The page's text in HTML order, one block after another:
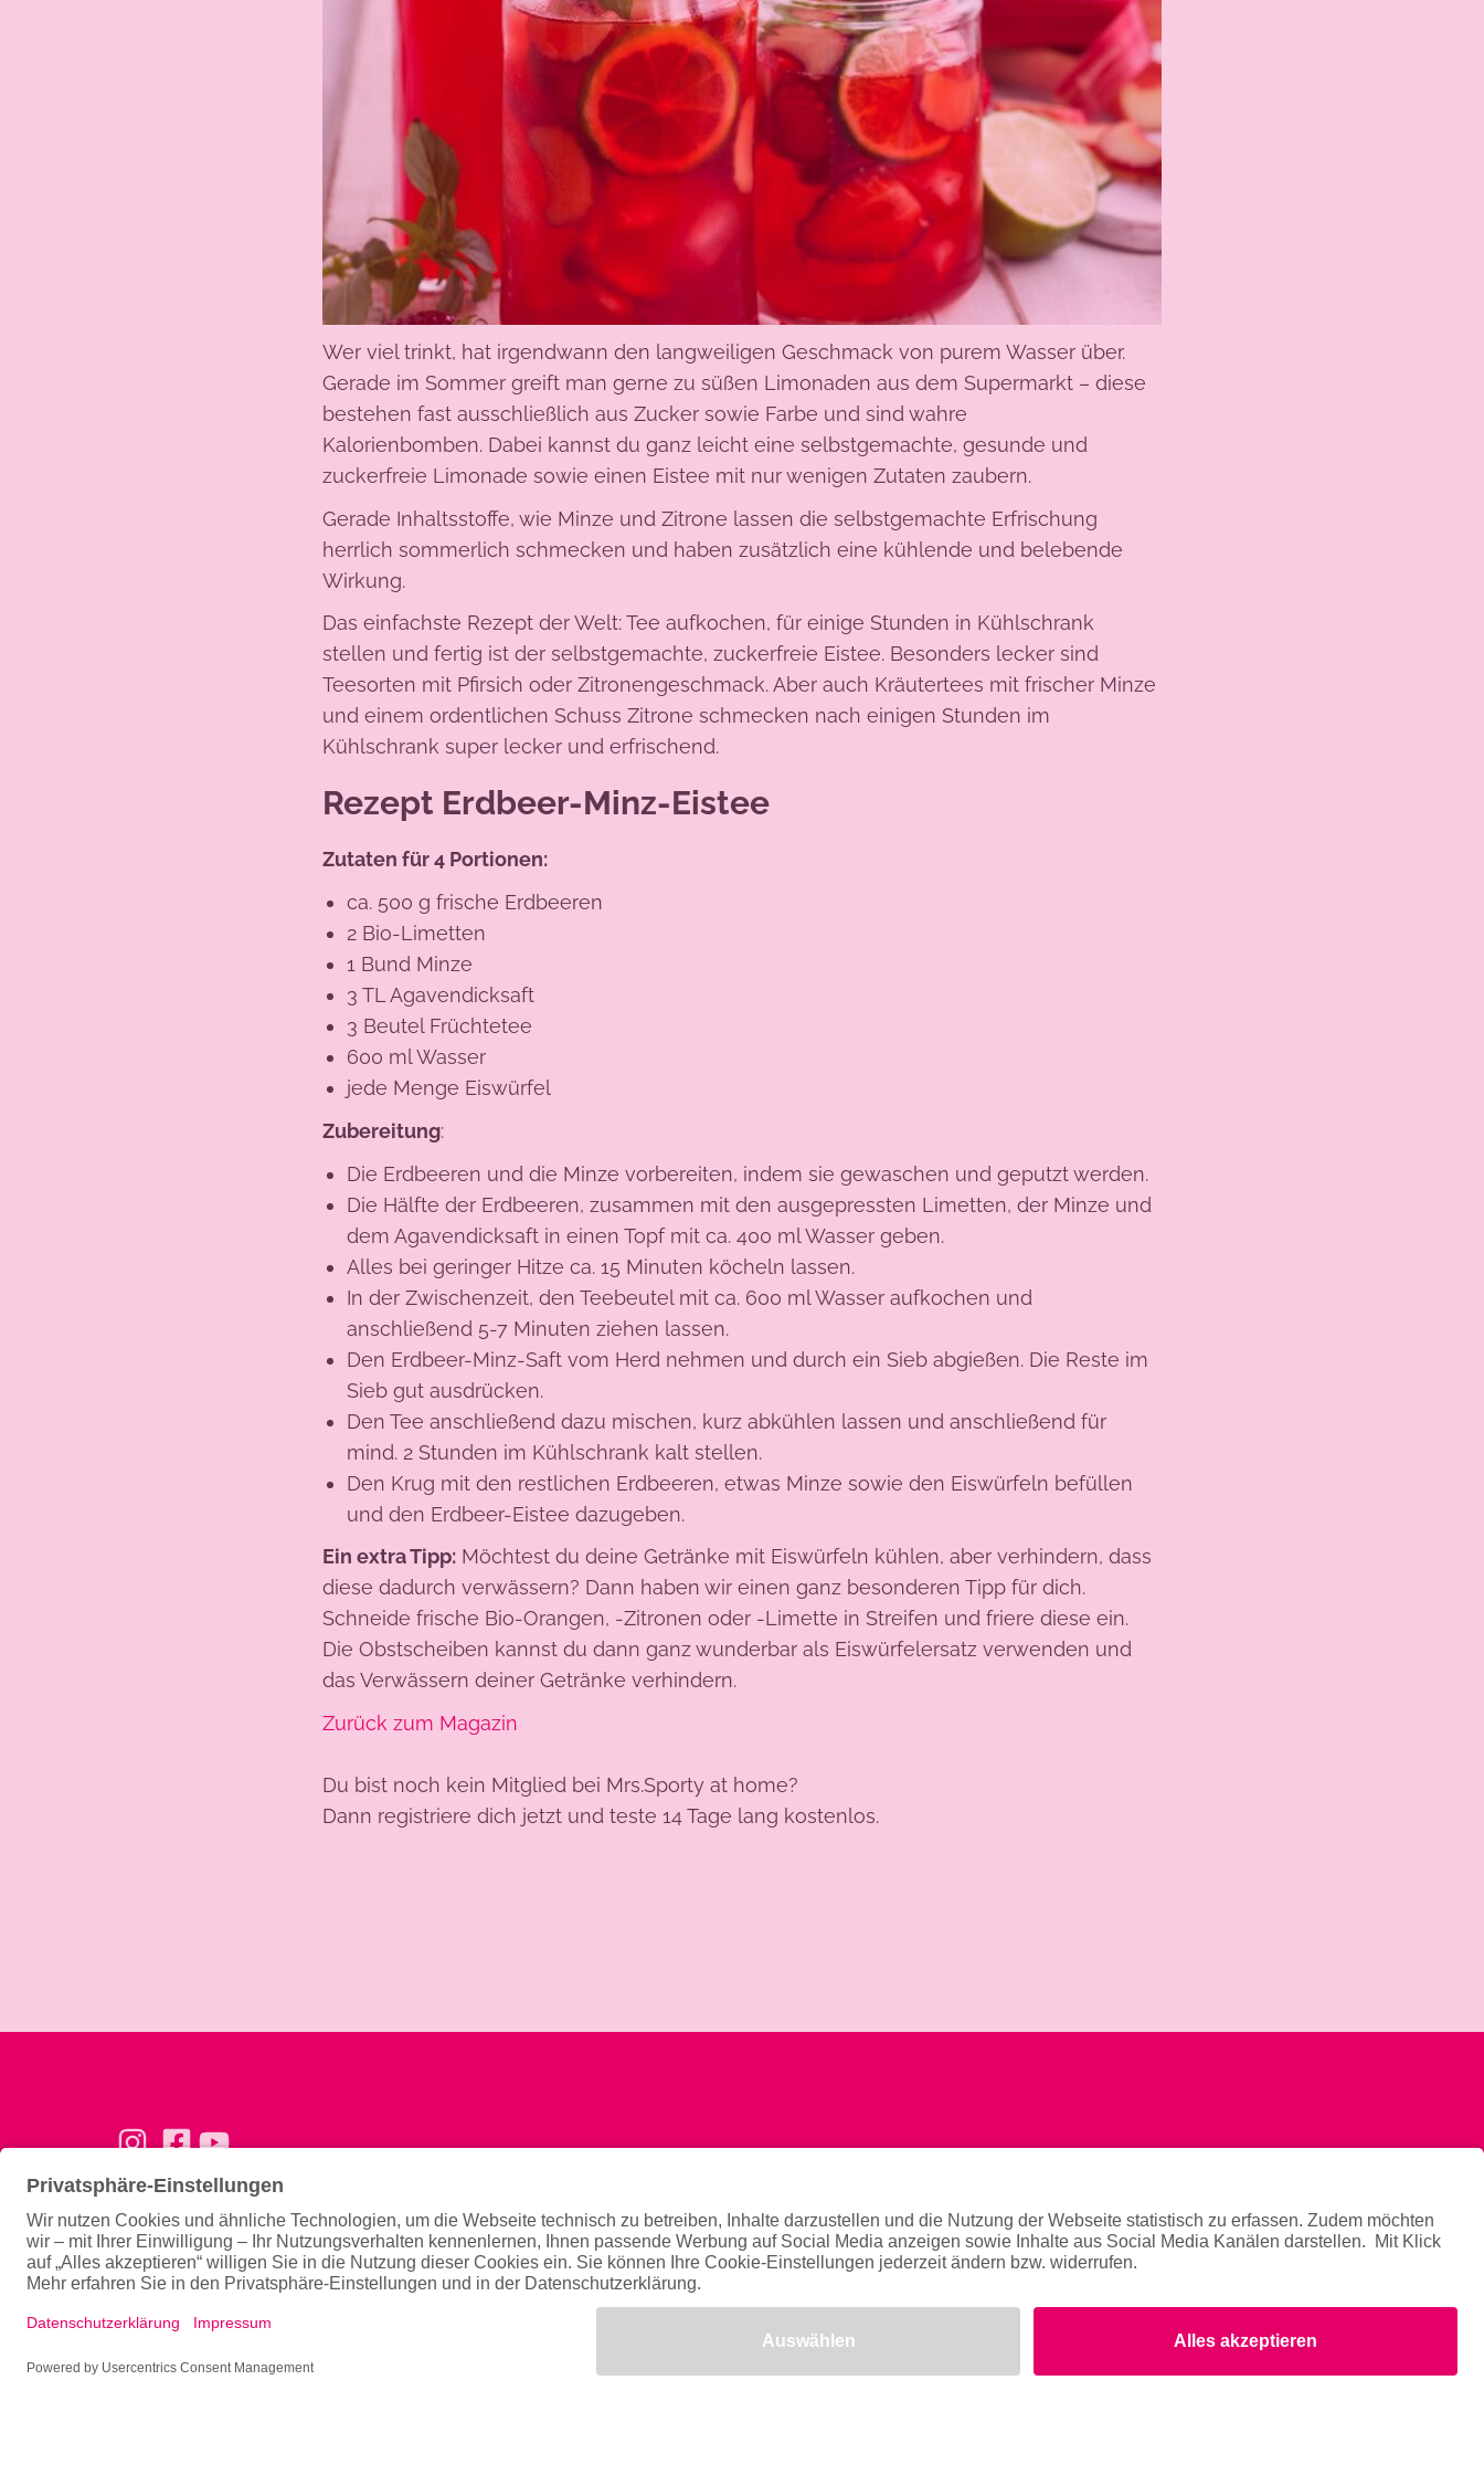
Wer viel trinkt, hat irgendwann den langweiligen Geschmack von purem Wasser über.
Gerade im Sommer greift man gerne zu süßen Limonaden aus dem Supermarkt – diese
bestehen fast ausschließlich aus Zucker sowie Farbe und sind wahre
Kalorienbomben. Dabei kannst du ganz leicht eine selbstgemachte, gesunde und
zuckerfreie Limonade sowie einen Eistee mit nur wenigen Zutaten zaubern.
Gerade Inhaltsstoffe, wie Minze und Zitrone lassen die selbstgemachte Erfrischung
herrlich sommerlich schmecken und haben zusätzlich eine kühlende und belebende
Wirkung.
Das einfachste Rezept der Welt: Tee aufkochen, für einige Stunden in Kühlschrank
stellen und fertig ist der selbstgemachte, zuckerfreie Eistee. Besonders lecker sind
Teesorten mit Pfirsich oder Zitronengeschmack. Aber auch Kräutertees mit frischer Minze
und einem ordentlichen Schuss Zitrone schmecken nach einigen Stunden im
Kühlschrank super lecker und erfrischend.
Rezept Erdbeer-Minz-Eistee
Zutaten für 4 Portionen:
ca. 500 g frische Erdbeeren
2 Bio-Limetten
1 Bund Minze
3 TL Agavendicksaft
3 Beutel Früchtetee
600 ml Wasser
jede Menge Eiswürfel
Zubereitung:
Die Erdbeeren und die Minze vorbereiten, indem sie gewaschen und geputzt werden.
Die Hälfte der Erdbeeren, zusammen mit den ausgepressten Limetten, der Minze und
dem Agavendicksaft in einen Topf mit ca. 400 ml Wasser geben.
Alles bei geringer Hitze ca. 15 Minuten köcheln lassen.
In der Zwischenzeit, den Teebeutel mit ca. 600 ml Wasser aufkochen und
anschließend 5-7 Minuten ziehen lassen.
Den Erdbeer-Minz-Saft vom Herd nehmen und durch ein Sieb abgießen. Die Reste im
Sieb gut ausdrücken.
Den Tee anschließend dazu mischen, kurz abkühlen lassen und anschließend für
mind. 2 Stunden im Kühlschrank kalt stellen.
Den Krug mit den restlichen Erdbeeren, etwas Minze sowie den Eiswürfeln befüllen
und den Erdbeer-Eistee dazugeben.
Ein extra Tipp: Möchtest du deine Getränke mit Eiswürfeln kühlen, aber verhindern, dass
diese dadurch verwässern? Dann haben wir einen ganz besonderen Tipp für dich.
Schneide frische Bio-Orangen, -Zitronen oder -Limette in Streifen und friere diese ein.
Die Obstscheiben kannst du dann ganz wunderbar als Eiswürfelersatz verwenden und
das Verwässern deiner Getränke verhindern.
Zurück zum Magazin
Du bist noch kein Mitglied bei Mrs.Sporty at home?
Dann registriere dich jetzt und teste 14 Tage lang kostenlos.
Basics
Konzept
Trainingsphilosophie
Gutscheine verschenken
Ernährung & Tipps
Ernährung
Magazin
Allgemeines
Hilfe & Kontakt
Datenschutzerklärung
Impressum
News
Newsletter